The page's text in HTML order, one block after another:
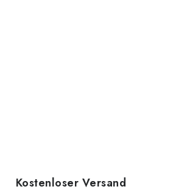
Kostenloser Versand